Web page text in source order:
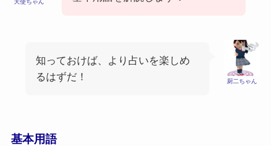
厨二ちゃん
知っておけば、より占いを楽しめ
るはずだ！
基本用語